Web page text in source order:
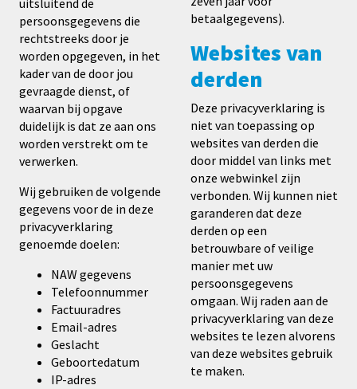
uitsluitend de
persoonsgegevens die
rechtstreeks door je
worden opgegeven, in het
kader van de door jou
gevraagde dienst, of
waarvan bij opgave
duidelijk is dat ze aan ons
worden verstrekt om te
verwerken.
Wij gebruiken de volgende
gegevens voor de in deze
privacyverklaring
genoemde doelen:
NAW gegevens
Telefoonnummer
Factuuradres
Email-adres
Geslacht
Geboortedatum
IP-adres
betaalgegevens).
Websites van
derden
Deze privacyverklaring is
niet van toepassing op
websites van derden die
door middel van links met
onze webwinkel zijn
verbonden. Wij kunnen niet
garanderen dat deze
derden op een
betrouwbare of veilige
manier met uw
persoonsgegevens
omgaan. Wij raden aan de
privacyverklaring van deze
websites te lezen alvorens
van deze websites gebruik
te maken.